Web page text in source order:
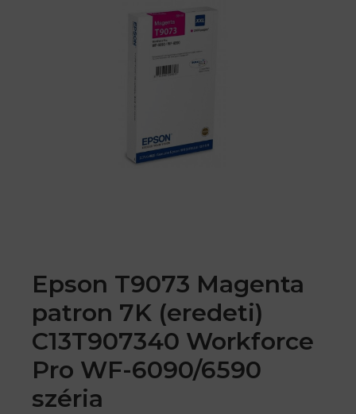
Epson T9073 Magenta
patron 7K (eredeti)
C13T907340 Workforce
Pro WF-6090/6590
széria